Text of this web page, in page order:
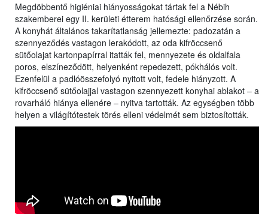
Megdöbbentő higiéniai hiányosságokat tártak fel a Nébih
szakemberei egy II. kerületi étterem hatósági ellenőrzése során.
A konyhát általános takarítatlanság jellemezte: padozatán a
szennyeződés vastagon lerakódott, az oda kifröccsenő
sütőolajat kartonpapírral itatták fel, mennyezete és oldalfala
poros, elszíneződött, helyenként repedezett, pókhálós volt.
Ezenfelül a padlóösszefolyó nyitott volt, fedele hiányzott. A
kifröccsenő sütőolajjal vastagon szennyezett konyhai ablakot – a
rovarháló hiánya ellenére – nyitva tartották. Az egységben több
helyen a világítótestek törés elleni védelmét sem biztosították.